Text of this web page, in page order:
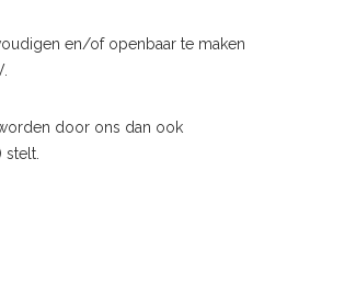
en/of openbaar te maken
door ons dan ook